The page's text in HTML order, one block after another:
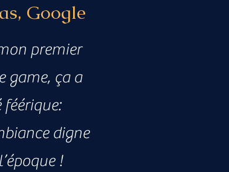
Google
premier
game, ça a
féérique:
digne
!